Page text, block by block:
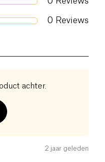
0 Reviews
achter.
2 jaar geleden